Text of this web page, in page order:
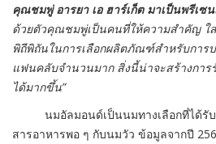
คุณชมพู่ อารยา เอ ฮาร์เก็ต มาเป็นพรีเซ
ด้วยตัวคุณชมพู่เป็นคนที่ให้ความสำคัญ ใ
พิถีพิถันในการเลือกผลิตภัณฑ์สำหรับการ
แฟนคลับจำนวนมาก สิ่งนี้น่าจะสร้างการ
ได้มากขึ้น”
นมอัลมอนด์เป็นนมทางเลือกที่ได้รับ
สารอาหารพอ ๆ กับนมวัว ข้อมูลจากปี